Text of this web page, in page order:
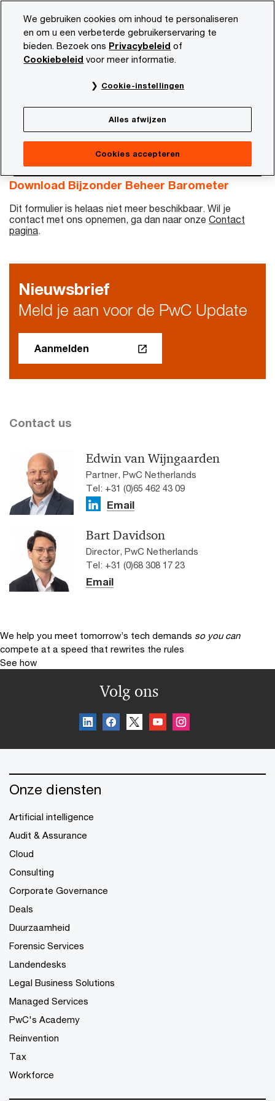
content
footer
PwC NL Actueel en publicaties Diensten en sectoren
Download | Bijzonder
Beheer Barometer
Nieuwsbrief
Meld je aan voor de PwC Update
Aanmelden
Contact us
Edwin van Wijngaarden
Partner, PwC Netherlands
Tel: +31 (0)65 462 43 09
Email
Bart Davidson
Director, PwC Netherlands
Tel: +31 (0)68 308 17 23
Email
We help you meet tomorrow’s tech demands so you can
compete at a speed that rewrites the rules
See how
Volg ons
Onze diensten
Artificial intelligence
Audit & Assurance
Cloud
Consulting
Corporate Governance
Deals
Duurzaamheid
Forensic Services
Landendesks
Legal Business Solutions
Managed Services
PwC's Academy
Reinvention
Tax
Workforce
We gebruiken cookies om inhoud te personaliseren
en om u een verbeterde gebruikerservaring te
bieden. Bezoek ons Privacybeleid of
Cookiebeleid voor meer informatie.
Cookie-instellingen
Alles afwijzen
Cookies accepteren